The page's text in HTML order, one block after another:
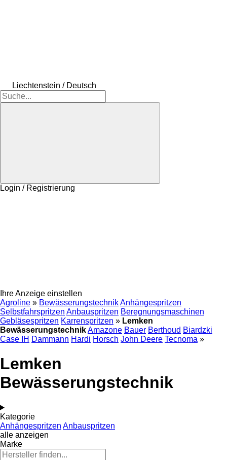
Liechtenstein / Deutsch
Login / Registrierung
Ihre Anzeige einstellen
Agroline » BewässerungstechnikAnhängespritzen
Selbstfahrspritzen Anbauspritzen Beregnungsmaschinen
Gebläsespritzen Karrenspritzen » Lemken
BewässerungstechnikAmazone Bauer Berthoud Biardzki
Case IH Dammann Hardi Horsch John Deere Tecnoma »
Lemken
Bewässerungstechnik
Kategorie
Anhängespritzen Anbauspritzen
alle anzeigen
Marke